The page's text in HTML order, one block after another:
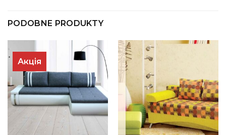
PODOBNE PRODUKTY
Акція